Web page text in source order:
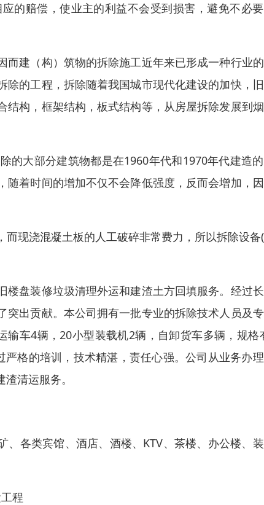
的赔偿，使业主的利益不会受到损害，避免不必
建（构）筑物的拆除施工近年来已形成一种行业
的工程，拆除随着我国城市现代化建设的加快，
构，框架结构，板式结构等，从房屋拆除发展到
的大部分建筑物都是在1960年代和1970年代建造
着时间的增加不仅不会降低强度，反而会增加，
现浇混凝土板的人工破碎非常费力，所以拆除设备
盘装修垃圾清理外运和建渣土方回填服务。经过
出贡献。本公司拥有一批专业的拆除技术人员及
车4辆，20小型装载机2辆，自卸货车多辆，规格
格的培训，技术精湛，责任心强。公司从业务办
清运服务。
各类宾馆、酒店、酒楼、KTV、茶楼、办公楼、
程